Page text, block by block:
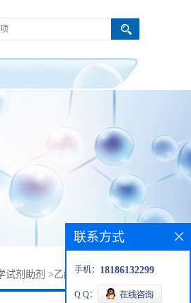
试剂助剂 >乙醇钨丨26143-11-3
联系方式
手机： 18186132299
Q Q：